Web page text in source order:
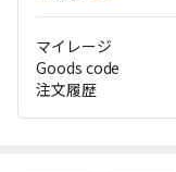
マイレージ
Goods code
注文履歴